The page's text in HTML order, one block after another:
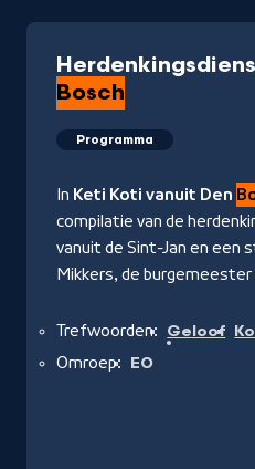
Bosch
Programma
In Keti Koti vanuit Den
compilatie van de
vanuit de Sint-Jan en een
Mikkers, de burgemeester
Trefwoorden: Geloof
Omroep: EO